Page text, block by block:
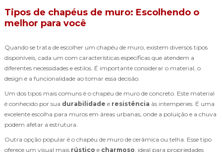
Tipos de chapéus de muro: Escolhendo o
melhor para você
Quando se trata de escolher um chapéu de muro, existem diversos tipos
disponíveis, cada um com características específicas que atendem a
diferentes necessidades e estilos. É importante considerar o material, o
design e a funcionalidade ao tomar essa decisão.
Um dos tipos mais comuns é o chapéu de muro de concreto. Este material
é conhecido por sua durabilidade e resistência às intempéries. É uma
excelente escolha para muros em áreas urbanas, onde a poluição e a chuva
podem afetar a estrutura.
Outra opção popular é o chapéu de muro de cerâmica ou telha. Esse tipo
oferece um visual mais rústico e charmoso , ideal para propriedades